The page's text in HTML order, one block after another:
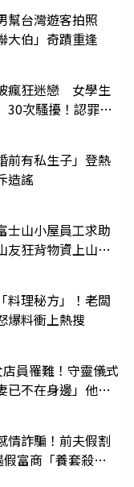
幫台灣遊客拍照
大伯」奇蹟重逢
瘋狂迷戀 女學生
30次騷擾！認罪免
前有私生子」登熱
造謠
士山小屋員工求助
友狂背物資上山：
料理秘方」！老闆
料衝上熱搜
員罹難！守靈儀式
不在身邊」他淚
情詐騙！前夫假割
富商「養套殺